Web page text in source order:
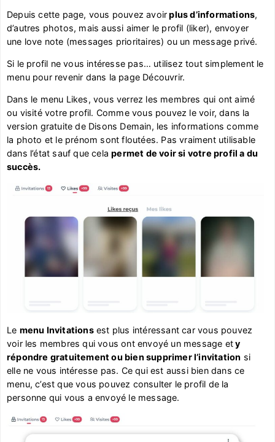
Depuis cette page, vous pouvez avoirplus d’informations,
d’autres photos, mais aussi aimer le profil (liker), envoyer
une love note (messages prioritaires) ou un message privé.
Si le profil ne vous intéresse pas… utilisez tout simplement le
menu pour revenir dans la page Découvrir.
Dans le menu Likes, vous verrez les membres qui ont aimé
ou visité votre profil. Comme vous pouvez le voir, dans la
version gratuite de Disons Demain, les informations comme
la photo et le prénom sont floutées. Pas vraiment utilisable
dans l’état sauf que celapermet de voir si votre profil a du
succès.
Le menu Invitationsest plus intéressant car vous pouvez
voir les membres qui vous ont envoyé un message ety
répondre gratuitement ou bien supprimer l’invitation si
elle ne vous intéresse pas. Ce qui est aussi bien dans ce
menu, c’est que vous pouvez consulter le profil de la
personne qui vous a envoyé le message.